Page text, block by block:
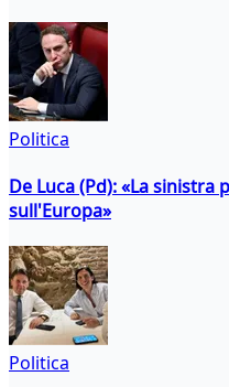
Politica
De Luca (Pd): «La
sull'Europa»
Politica